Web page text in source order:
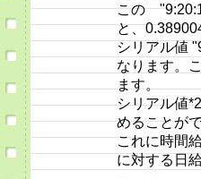
この
と、
シリアル値
なります。
ます。
シリアル値
めることが
これに時間
に対する日